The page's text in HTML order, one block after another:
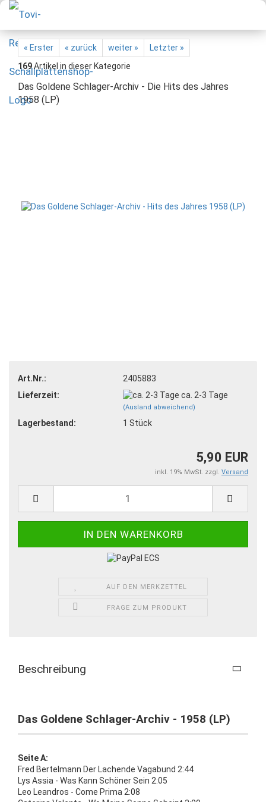
« Erster « zurück weiter »
Letzter »
169Artikel in dieser Kategorie
Das Goldene Schlager-Archiv - Die Hits des Jahres
1958 (LP)
Art.Nr.:
2405883
Lieferzeit:
ca. 2-3 Tage
(Ausland abweichend)
Lagerbestand: 1 Stück
5,90 EUR
inkl. 19% MwSt. zzgl. Versand
AUF DEN MERKZETTEL
FRAGE ZUM PRODUKT
Beschreibung
Das Goldene Schlager-Archiv - 1958 (LP)
Seite A:
Fred Bertelmann Der Lachende Vagabund 2:44
Lys Assia - Was Kann Schöner Sein 2:05
Leo Leandros - Come Prima 2:08